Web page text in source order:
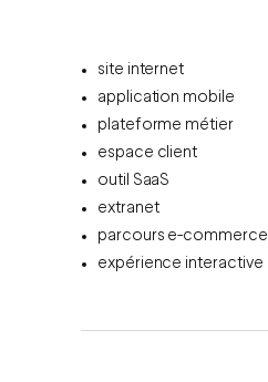
site internet
application mobile
plateforme métier
espace client
outil SaaS
extranet
parcours e-commerce
expérience interactive